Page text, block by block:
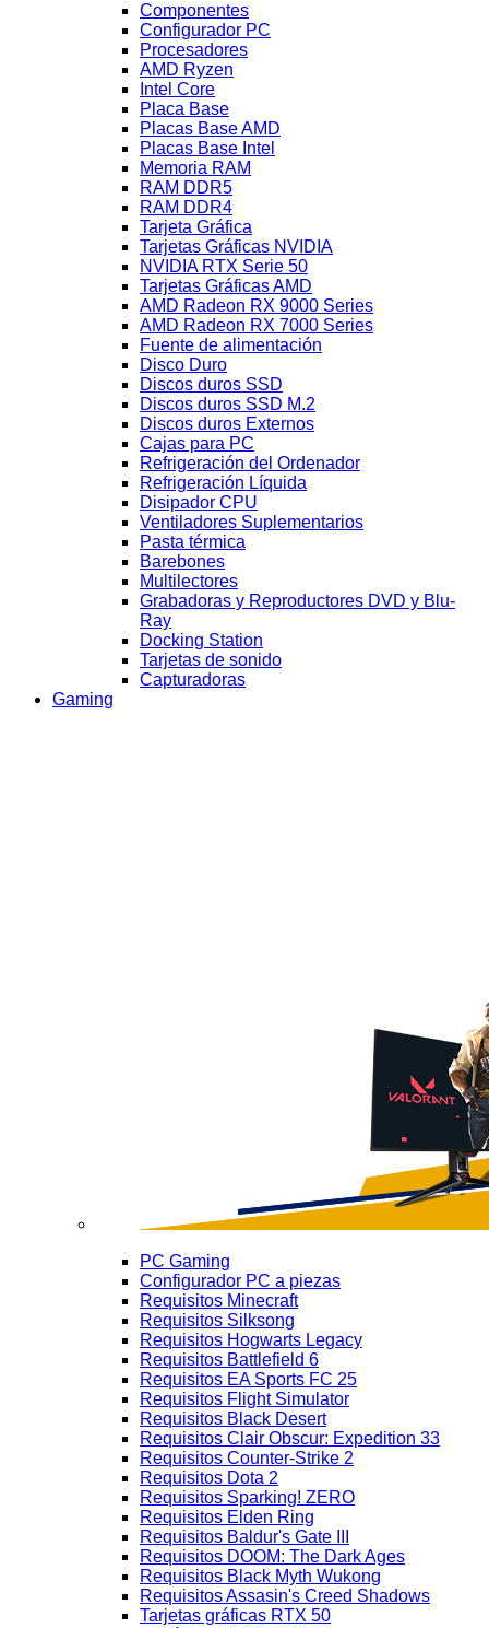
Componentes
Configurador PC
Procesadores
AMD Ryzen
Intel Core
Placa Base
Placas Base AMD
Placas Base Intel
Memoria RAM
RAM DDR5
RAM DDR4
Tarjeta Gráfica
Tarjetas Gráficas NVIDIA
NVIDIA RTX Serie 50
Tarjetas Gráficas AMD
AMD Radeon RX 9000 Series
AMD Radeon RX 7000 Series
Fuente de alimentación
Disco Duro
Discos duros SSD
Discos duros SSD M.2
Discos duros Externos
Cajas para PC
Refrigeración del Ordenador
Refrigeración Líquida
Disipador CPU
Ventiladores Suplementarios
Pasta térmica
Barebones
Multilectores
Grabadoras y Reproductores DVD y Blu-
Ray
Docking Station
Tarjetas de sonido
Capturadoras
Gaming
PC Gaming
Configurador PC a piezas
Requisitos Minecraft
Requisitos Silksong
Requisitos Hogwarts Legacy
Requisitos Battlefield 6
Requisitos EA Sports FC 25
Requisitos Flight Simulator
Requisitos Black Desert
Requisitos Clair Obscur: Expedition 33
Requisitos Counter-Strike 2
Requisitos Dota 2
Requisitos Sparking! ZERO
Requisitos Elden Ring
Requisitos Baldur's Gate III
Requisitos DOOM: The Dark Ages
Requisitos Black Myth Wukong
Requisitos Assasin's Creed Shadows
Tarjetas gráficas RTX 50